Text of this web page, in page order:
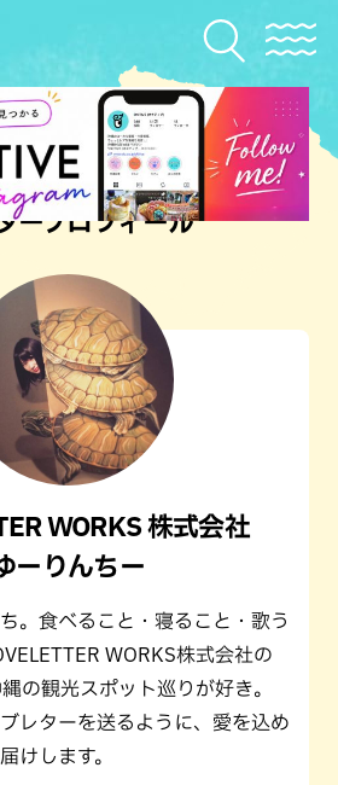
ープロフィール
WORKS 株式会社
ーりんちー
。食べること・寝ること・歌う
WORKS株式会社の
の観光スポット巡りが好き。
レターを送るように、愛を込め
けします。